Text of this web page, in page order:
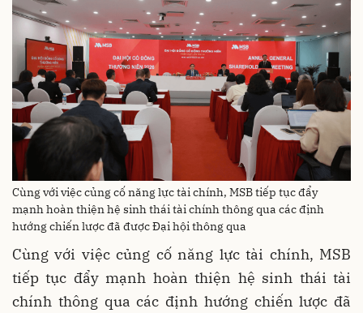
Cùng với việc củng cố năng lực tài chính, MSB tiếp tục đẩy
mạnh hoàn thiện hệ sinh thái tài chính thông qua các định
hướng chiến lược đã được Đại hội thông qua
Cùng với việc củng cố năng lực tài chính, MSB
tiếp tục đẩy mạnh hoàn thiện hệ sinh thái tài
chính thông qua các định hướng chiến lược đã